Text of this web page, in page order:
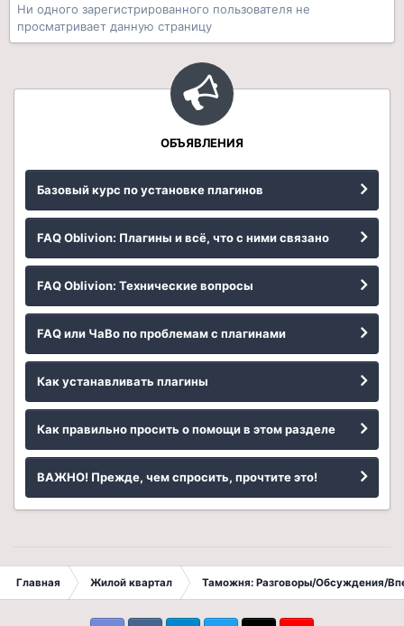
Ни одного зарегистрированного пользователя не
просматривает данную страницу
ОБЪЯВЛЕНИЯ
Базовый курс по установке плагинов
FAQ Oblivion: Плагины и всё, что с ними связано
FAQ Oblivion: Технические вопросы
FAQ или ЧаВо по проблемам с плагинами
Как устанавливать плагины
Как правильно просить о помощи в этом разделе
ВАЖНО! Прежде, чем спросить, прочтите это!
Главная Жилой квартал Таможня: Разговоры/Обсуждения/